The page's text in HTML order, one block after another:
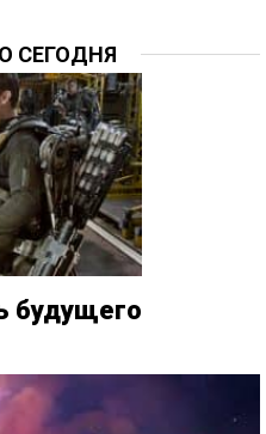
СЕГОДНЯ
будущего